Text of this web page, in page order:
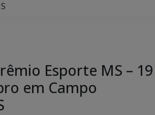
Esporte MS – 19
em Campo